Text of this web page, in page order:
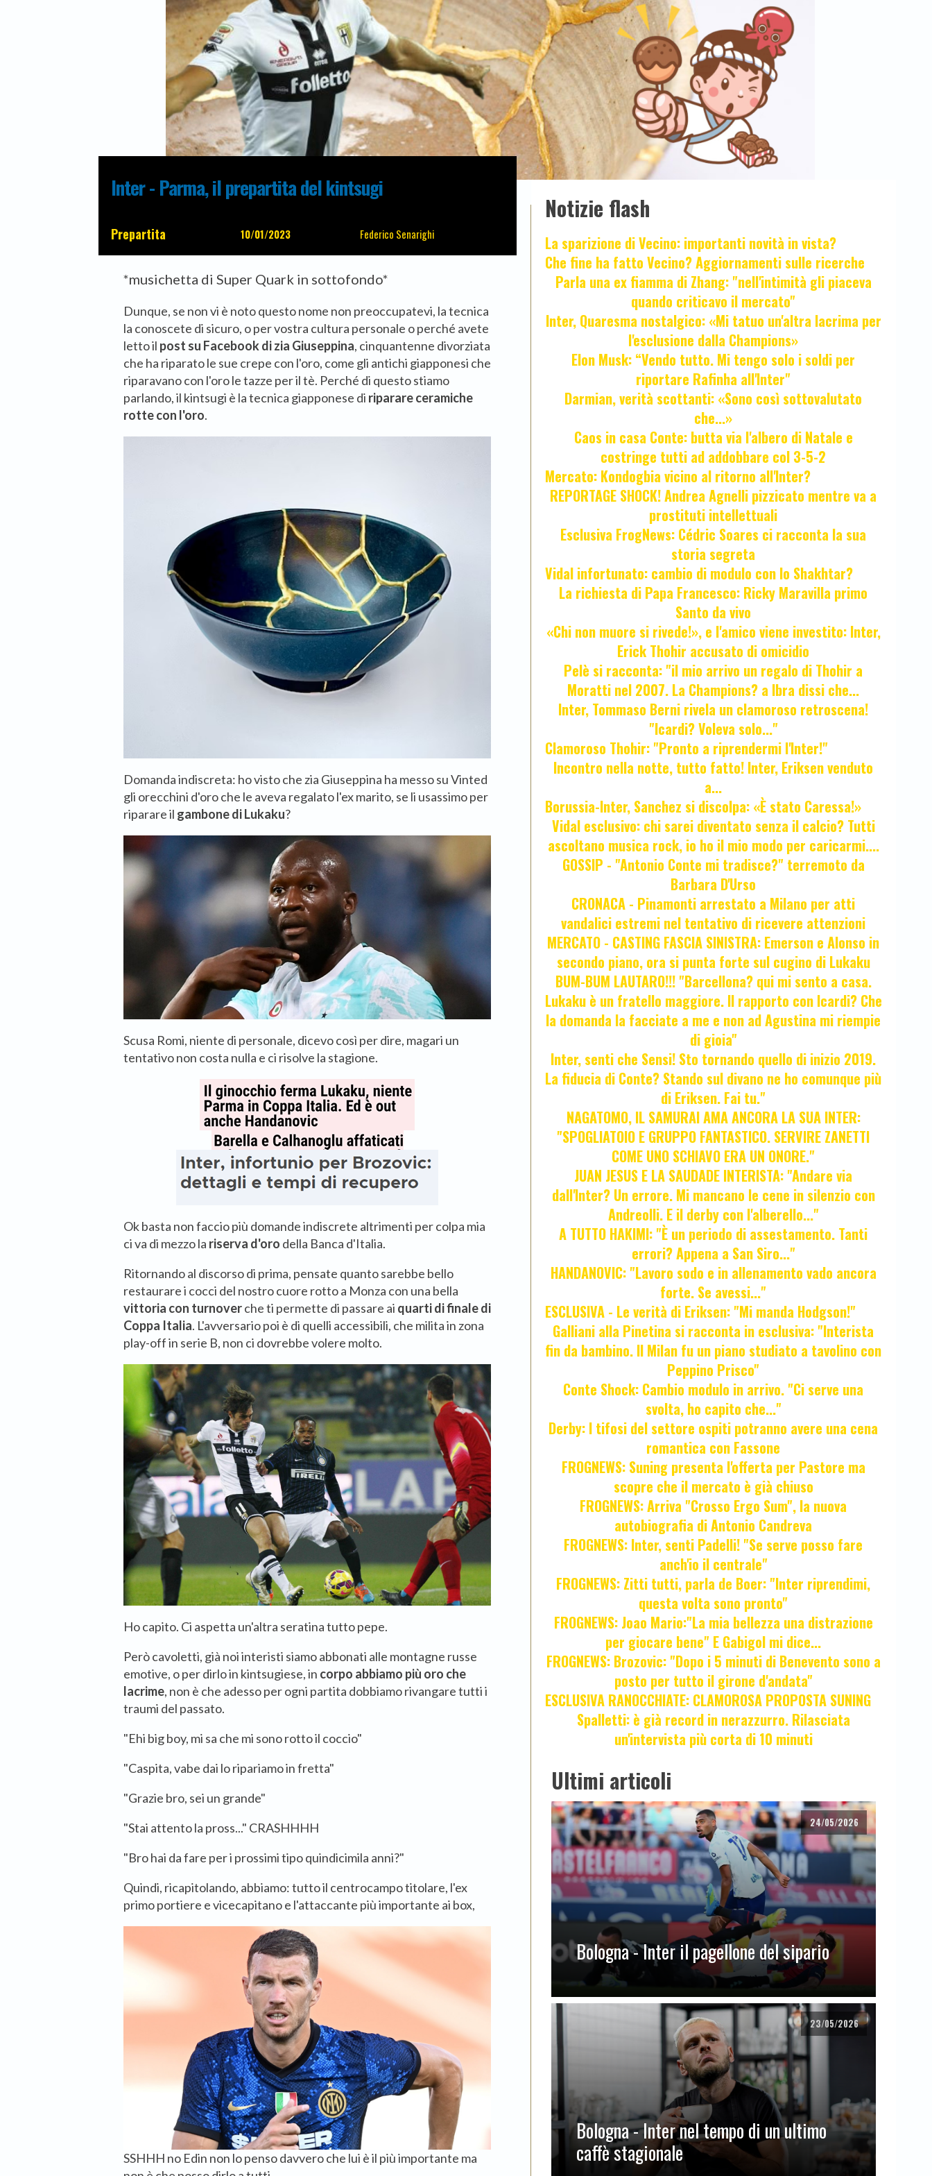
Inter - Parma, il prepartita del kintsugi
Prepartita 10/01/2023 Federico Senarighi
*musichetta di Super Quark in sottofondo*
Dunque, se non vi è noto questo nome non preoccupatevi, la tecnica
la conoscete di sicuro, o per vostra cultura personale o perché avete
letto il post su Facebook di zia Giuseppina, cinquantenne divorziata
che ha riparato le sue crepe con l'oro, come gli antichi giapponesi che
riparavano con l'oro le tazze per il tè. Perché di questo stiamo
parlando, il kintsugi è la tecnica giapponese di riparare ceramiche
rotte con l'oro.
Domanda indiscreta: ho visto che zia Giuseppina ha messo su Vinted
gli orecchini d'oro che le aveva regalato l'ex marito, se li usassimo per
riparare il gambone di Lukaku?
Scusa Romi, niente di personale, dicevo così per dire, magari un
tentativo non costa nulla e ci risolve la stagione.
Ok basta non faccio più domande indiscrete altrimenti per colpa mia
ci va di mezzo la riserva d'oro della Banca d'Italia.
Ritornando al discorso di prima, pensate quanto sarebbe bello
restaurare i cocci del nostro cuore rotto a Monza con una bella
vittoria con turnoverche ti permette di passare ai quarti di finale di
Coppa Italia. L'avversario poi è di quelli accessibili, che milita in zona
play-off in serie B, non ci dovrebbe volere molto.
Ho capito. Ci aspetta un'altra seratina tutto pepe.
Però cavoletti, già noi interisti siamo abbonati alle montagne russe
emotive, o per dirlo in kintsugiese, in corpo abbiamo più oro che
lacrime, non è che adesso per ogni partita dobbiamo rivangare tutti i
traumi del passato.
"Ehi big boy, mi sa che mi sono rotto il coccio"
"Caspita, vabe dai lo ripariamo in fretta"
"Grazie bro, sei un grande"
"Stai attento la pross..." CRASHHHH
"Bro hai da fare per i prossimi tipo quindicimila anni?"
Quindi, ricapitolando, abbiamo: tutto il centrocampo titolare, l'ex
primo portiere e vicecapitano e l'attaccante più importante ai box,
SSHHH no Edin non lo penso davvero che lui è il più importante ma
Notizie flash
La sparizione di Vecino: importanti novità in vista?
Che fine ha fatto Vecino? Aggiornamenti sulle ricerche
Parla una ex fiamma di Zhang: "nell'intimità gli piaceva
quando criticavo il mercato"
Inter, Quaresma nostalgico: «Mi tatuo un'altra lacrima per
l'esclusione dalla Champions»
Elon Musk: “Vendo tutto. Mi tengo solo i soldi per
riportare Rafinha all'Inter"
Darmian, verità scottanti: «Sono così sottovalutato
che...»
Caos in casa Conte: butta via l'albero di Natale e
costringe tutti ad addobbare col 3-5-2
Mercato: Kondogbia vicino al ritorno all'Inter?
REPORTAGE SHOCK! Andrea Agnelli pizzicato mentre va a
prostituti intellettuali
Esclusiva FrogNews: Cédric Soares ci racconta la sua
storia segreta
Vidal infortunato: cambio di modulo con lo Shakhtar?
La richiesta di Papa Francesco: Ricky Maravilla primo
Santo da vivo
«Chi non muore si rivede!», e l'amico viene investito: Inter,
Erick Thohir accusato di omicidio
Pelè si racconta: "il mio arrivo un regalo di Thohir a
Moratti nel 2007. La Champions? a Ibra dissi che...
Inter, Tommaso Berni rivela un clamoroso retroscena!
"Icardi? Voleva solo..."
Clamoroso Thohir: "Pronto a riprendermi l'Inter!"
Incontro nella notte, tutto fatto! Inter, Eriksen venduto
a...
Borussia-Inter, Sanchez si discolpa: «È stato Caressa!»
Vidal esclusivo: chi sarei diventato senza il calcio? Tutti
ascoltano musica rock, io ho il mio modo per caricarmi....
GOSSIP - "Antonio Conte mi tradisce?" terremoto da
Barbara D'Urso
CRONACA - Pinamonti arrestato a Milano per atti
vandalici estremi nel tentativo di ricevere attenzioni
MERCATO - CASTING FASCIA SINISTRA: Emerson e Alonso in
secondo piano, ora si punta forte sul cugino di Lukaku
BUM-BUM LAUTARO!!! "Barcellona? qui mi sento a casa.
Lukaku è un fratello maggiore. Il rapporto con Icardi? Che
la domanda la facciate a me e non ad Agustina mi riempie
di gioia"
Inter, senti che Sensi! Sto tornando quello di inizio 2019.
La fiducia di Conte? Stando sul divano ne ho comunque più
di Eriksen. Fai tu."
NAGATOMO, IL SAMURAI AMA ANCORA LA SUA INTER:
"SPOGLIATOIO E GRUPPO FANTASTICO. SERVIRE ZANETTI
COME UNO SCHIAVO ERA UN ONORE."
JUAN JESUS E LA SAUDADE INTERISTA: "Andare via
dall'Inter? Un errore. Mi mancano le cene in silenzio con
Andreolli. E il derby con l'alberello..."
A TUTTO HAKIMI: "È un periodo di assestamento. Tanti
errori? Appena a San Siro..."
HANDANOVIC: "Lavoro sodo e in allenamento vado ancora
forte. Se avessi..."
ESCLUSIVA - Le verità di Eriksen: "Mi manda Hodgson!"
Galliani alla Pinetina si racconta in esclusiva: "Interista
fin da bambino. Il Milan fu un piano studiato a tavolino con
Peppino Prisco"
Conte Shock: Cambio modulo in arrivo. "Ci serve una
svolta, ho capito che..."
Derby: I tifosi del settore ospiti potranno avere una cena
romantica con Fassone
FROGNEWS: Suning presenta l'offerta per Pastore ma
scopre che il mercato è già chiuso
FROGNEWS: Arriva "Crosso Ergo Sum", la nuova
autobiografia di Antonio Candreva
FROGNEWS: Inter, senti Padelli! "Se serve posso fare
anch'io il centrale"
FROGNEWS: Zitti tutti, parla de Boer: "Inter riprendimi,
questa volta sono pronto"
FROGNEWS: Joao Mario:"La mia bellezza una distrazione
per giocare bene" E Gabigol mi dice...
FROGNEWS: Brozovic: "Dopo i 5 minuti di Benevento sono a
posto per tutto il girone d'andata"
ESCLUSIVA RANOCCHIATE: CLAMOROSA PROPOSTA SUNING
Spalletti: è già record in nerazzurro. Rilasciata
un'intervista più corta di 10 minuti
Ultimi articoli
24/05/2026
Bologna - Inter il pagellone del sipario
23/05/2026
Bologna - Inter nel tempo di un ultimo
caffè stagionale